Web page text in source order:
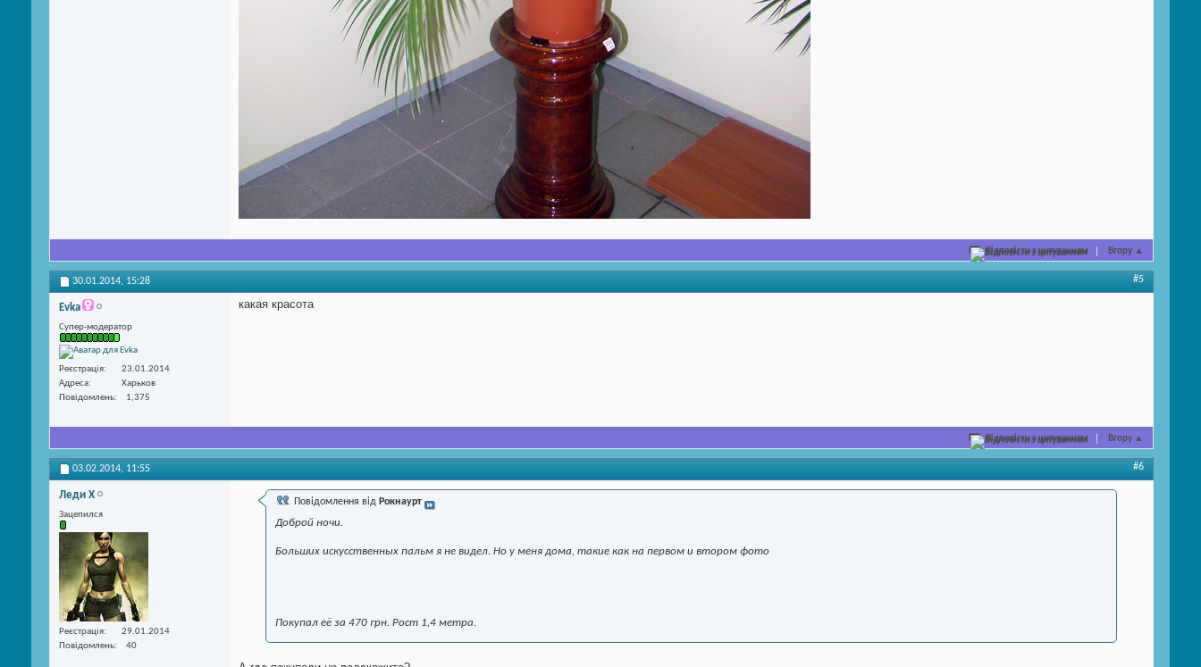
Відповісти з цитуванням Вгору ▲
30.01.2014, 15:28 #5
Evka
Супер-модератор
Реєстрація
23.01.2014
Адреса
Харьков
Повідомлень
1,375
какая красота
Відповісти з цитуванням Вгору ▲
03.02.2014, 11:55 #6
Леди Х
Зацепился
Реєстрація
29.01.2014
Повідомлень
40
Повідомлення від Рокнаурт
Доброй ночи.
Больших искусственных пальм я не видел. Но у меня дома, такие как на первом и втором фото
Покупал её за 470 грн. Рост 1,4 метра.